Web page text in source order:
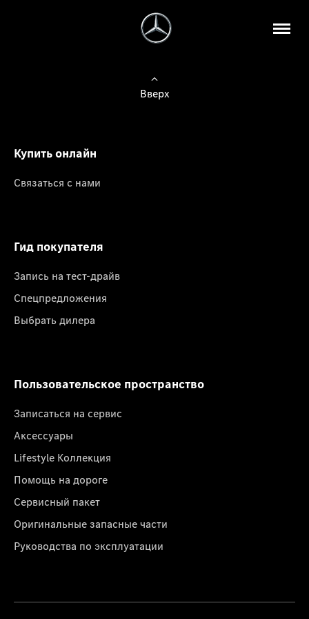
Вверх
Купить онлайн
Связаться с нами
Гид покупателя
Запись на тест-драйв
Спецпредложения
Выбрать дилера
Пользовательское пространство
Записаться на сервис
Аксессуары
Lifestyle Коллекция
Помощь на дороге
Сервисный пакет
Оригинальные запасные части
Руководства по эксплуатации